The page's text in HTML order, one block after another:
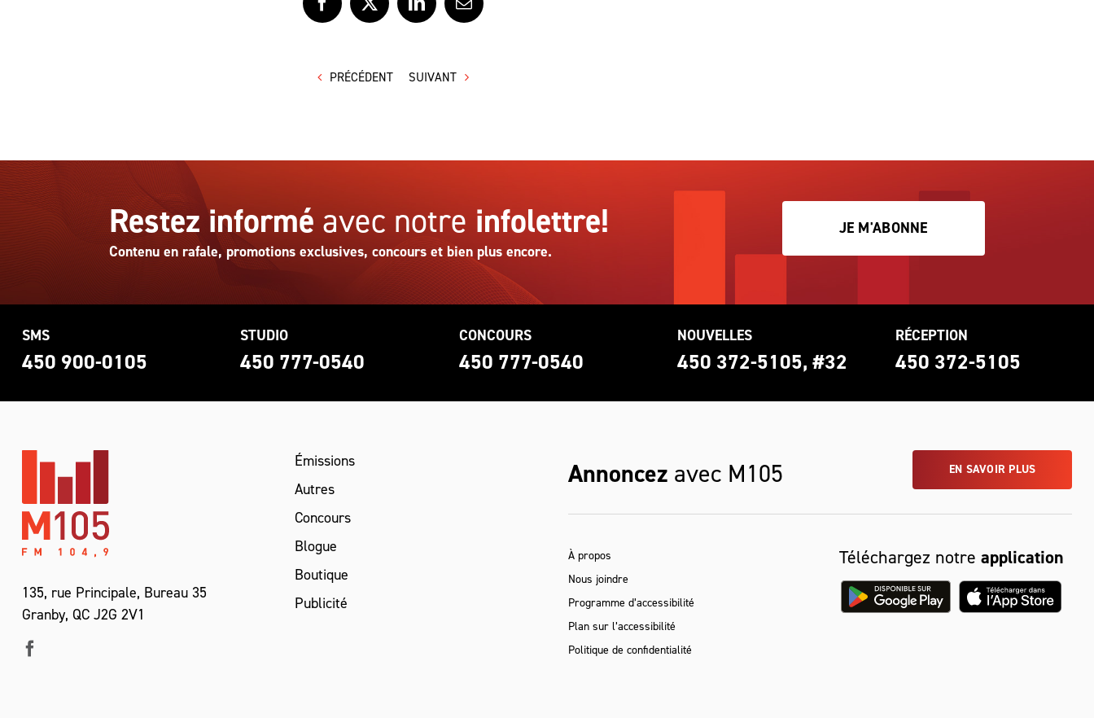
Facebook
X LinkedInCourriel
PRÉCÉDENT SUIVANT
Restez informé avec notre infolettre!
Contenu en rafale, promotions exclusives, concours et bien plus encore.
JE M'ABONNE
SMS
450 900-0105
STUDIO
450 777-0540
CONCOURS
450 777-0540
NOUVELLES
450 372-5105, #32
RÉCEPTION
450 372-5105
135, rue Principale, Bureau 35
Granby, QC J2G 2V1
Émissions
Autres
Concours
Blogue
Boutique
Publicité
Annoncez avec M105 EN SAVOIR PLUS
À propos
Nous joindre
Programme d’accessibilité
Plan sur l’accessibilité
Politique de confidentialité
Téléchargez notre application